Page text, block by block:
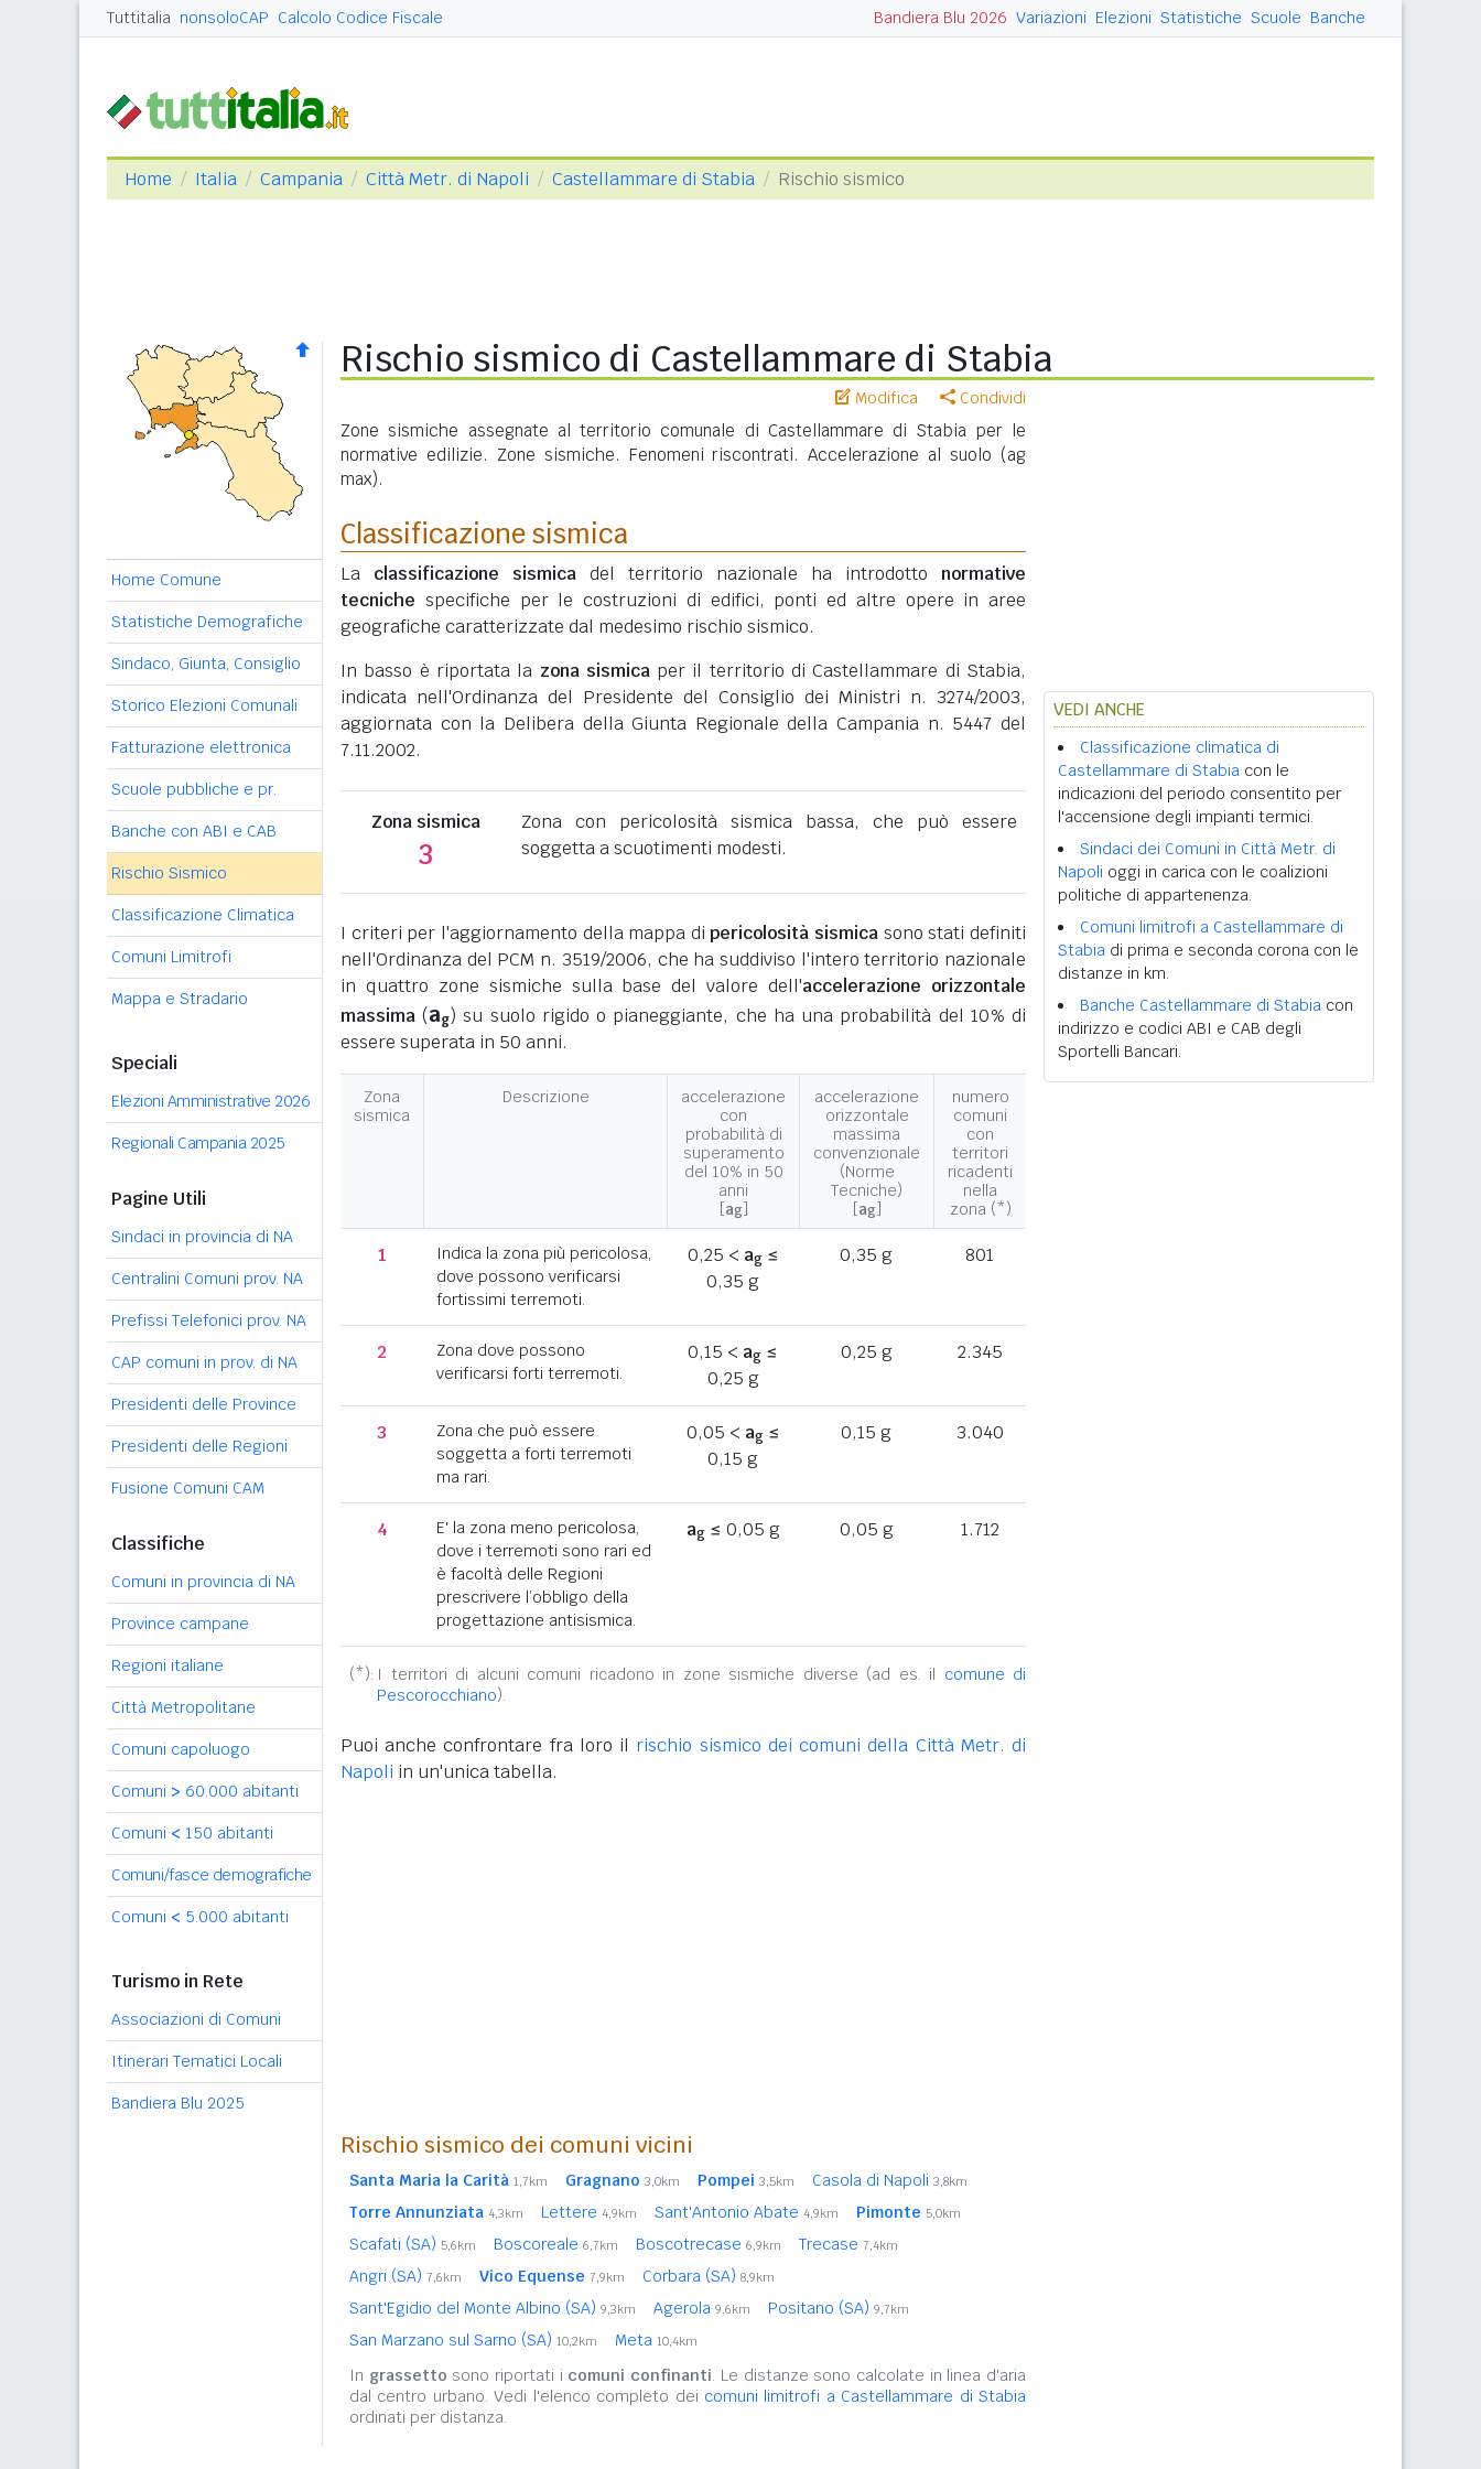
Tuttitalia nonsoloCAP Calcolo Codice Fiscale Bandiera Blu 2026 Variazioni Elezioni Statistiche Scuole Banche
Home Italia Campania Città Metr. di Napoli Castellammare di Stabia Rischio sismico
Home Comune
Statistiche Demografiche
Sindaco, Giunta, Consiglio
Storico Elezioni Comunali
Fatturazione elettronica
Scuole pubbliche e pr.
Banche con ABI e CAB
Rischio Sismico
Classificazione Climatica
Comuni Limitrofi
Mappa e Stradario
Speciali
Elezioni Amministrative 2026
Regionali Campania 2025
Pagine Utili
Sindaci in provincia di NA
Centralini Comuni prov. NA
Prefissi Telefonici prov. NA
CAP comuni in prov. di NA
Presidenti delle Province
Presidenti delle Regioni
Fusione Comuni CAM
Classifiche
Comuni in provincia di NA
Province campane
Regioni italiane
Città Metropolitane
Comuni capoluogo
Comuni > 60.000 abitanti
Comuni < 150 abitanti
Comuni/fasce demografiche
Comuni < 5.000 abitanti
Turismo in Rete
Associazioni di Comuni
Itinerari Tematici Locali
Bandiera Blu 2025
Rischio sismico di Castellammare di Stabia
Modifica Condividi
Zone sismiche assegnate al territorio comunale di Castellammare di Stabia per le
normative edilizie. Zone sismiche. Fenomeni riscontrati. Accelerazione al suolo (ag
max).
Classificazione sismica
La classificazione sismica del territorio nazionale ha introdotto normative
tecniche specifiche per le costruzioni di edifici, ponti ed altre opere in aree
geografiche caratterizzate dal medesimo rischio sismico.
In basso è riportata la zona sismicaper il territorio di Castellammare di Stabia,
indicata nell'Ordinanza del Presidente del Consiglio dei Ministri n. 3274/2003,
aggiornata con la Delibera della Giunta Regionale della Campania n. 5447 del
7.11.2002.
Zona sismica
3
Zona con pericolosità sismica bassa, che può essere
soggetta a scuotimenti modesti.
I criteri per l'aggiornamento della mappa dipericolosità sismica sono stati definiti
nell'Ordinanza del PCM n. 3519/2006, che ha suddiviso l'intero territorio nazionale
in quattro zone sismiche sulla base del valore dell'accelerazione orizzontale
massima (ag) su suolo rigido o pianeggiante, che ha una probabilità del 10% di
essere superata in 50 anni.
Zona
sismica
Descrizione
accelerazione
con
probabilità di
superamento
del 10% in 50
anni
[ag]
accelerazione
orizzontale
massima
convenzionale
(Norme
Tecniche)
[ag]
numero
comuni
con
territori
ricadenti
nella
zona (*)
1
Indica la zona più pericolosa,
dove possono verificarsi
fortissimi terremoti.
0,25 < ag≤
0,35 g
0,35 g 801
2
Zona dove possono
verificarsi forti terremoti.
0,15 < ag ≤
0,25 g
0,25 g 2.345
3
Zona che può essere
soggetta a forti terremoti
ma rari.
0,05 < ag≤
0,15 g
0,15 g 3.040
4
E' la zona meno pericolosa,
dove i terremoti sono rari ed
è facoltà delle Regioni
prescrivere l’obbligo della
progettazione antisismica.
ag≤ 0,05 g 0,05 g 1.712
(*): I territori di alcuni comuni ricadono in zone sismiche diverse (ad es. il comune di
Pescorocchiano).
Puoi anche confrontare fra loro il rischio sismico dei comuni della Città Metr. di
Napoli in un'unica tabella.
Rischio sismico dei comuni vicini
Santa Maria la Carità 1,7km Gragnano 3,0km Pompei 3,5km Casola di Napoli 3,8km
Torre Annunziata 4,3km Lettere 4,9km Sant'Antonio Abate 4,9km Pimonte 5,0km
Scafati (SA) 5,6km Boscoreale 6,7km Boscotrecase 6,9km Trecase 7,4km
Angri (SA) 7,6km Vico Equense 7,9km Corbara (SA) 8,9km
Sant'Egidio del Monte Albino (SA) 9,3km Agerola 9,6km Positano (SA) 9,7km
San Marzano sul Sarno (SA) 10,2km Meta 10,4km
In grassetto sono riportati i comuni confinanti. Le distanze sono calcolate in linea d'aria
dal centro urbano. Vedi l'elenco completo dei comuni limitrofi a Castellammare di Stabia
ordinati per distanza.
VEDI ANCHE
Classificazione climatica di
Castellammare di Stabia con le
indicazioni del periodo consentito per
l'accensione degli impianti termici.
Sindaci dei Comuni in Città Metr. di
Napoli oggi in carica con le coalizioni
politiche di appartenenza.
Comuni limitrofi a Castellammare di
Stabia di prima e seconda corona con le
distanze in km.
Banche Castellammare di Stabia con
indirizzo e codici ABI e CAB degli
Sportelli Bancari.